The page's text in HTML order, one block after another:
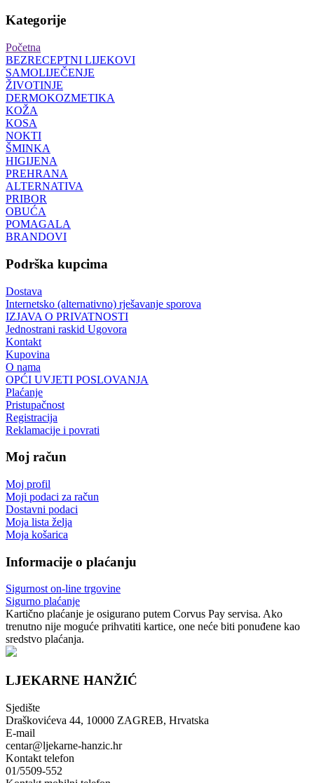
Kategorije
Početna
BEZRECEPTNI LIJEKOVI
SAMOLIJEČENJE
ŽIVOTINJE
DERMOKOZMETIKA
KOŽA
KOSA
NOKTI
ŠMINKA
HIGIJENA
PREHRANA
ALTERNATIVA
PRIBOR
OBUĆA
POMAGALA
BRANDOVI
Podrška kupcima
Dostava
Internetsko (alternativno) rješavanje sporova
IZJAVA O PRIVATNOSTI
Jednostrani raskid Ugovora
Kontakt
Kupovina
O nama
OPĆI UVJETI POSLOVANJA
Plaćanje
Pristupačnost
Registracija
Reklamacije i povrati
Moj račun
Moj profil
Moji podaci za račun
Dostavni podaci
Moja lista želja
Moja košarica
Informacije o plaćanju
Sigurnost on-line trgovine
Sigurno plaćanje
Kartično plaćanje je osigurano putem Corvus Pay servisa. Ako
trenutno nije moguće prihvatiti kartice, one neće biti ponuđene kao
sredstvo plaćanja.
LJEKARNE HANŽIĆ
Sjedište
Draškovićeva 44, 10000 ZAGREB, Hrvatska
E-mail
centar@ljekarne-hanzic.hr
Kontakt telefon
01/5509-552